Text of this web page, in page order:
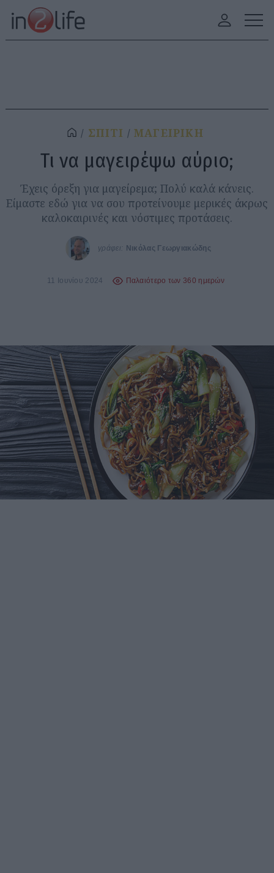
ΣΠΙΤΙ ΜΑΓΕΙΡΙΚΗ
Τι να μαγειρέψω αύριο;
Έχεις όρεξη για μαγείρεμα; Πολύ καλά κάνεις.
Είμαστε εδώ για να σου προτείνουμε μερικές άκρως
καλοκαιρινές και νόστιμες προτάσεις.
γράφει: Νικόλας Γεωργιακώδης
11 Ιουνίου 2024 Παλαιότερο των 360 ημερών